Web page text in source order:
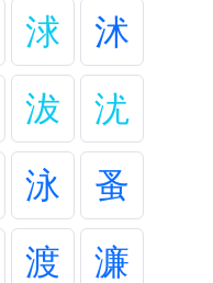
浗
沭
沷
沋
泳
蚤
渡
濂